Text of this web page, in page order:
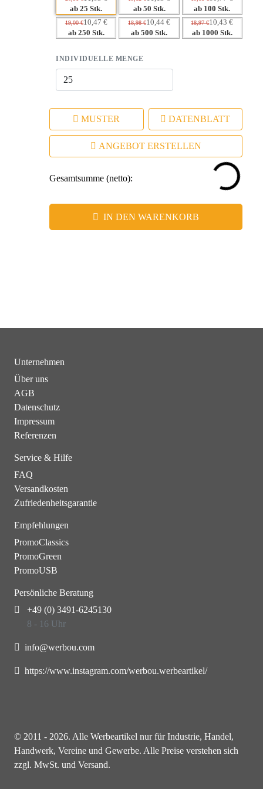
Markenauftrittab 25 Stk. ab 50 Stk. ab 100 Stk.
19,00 €10,47 €
ab 250 Stk.
18,98 €10,44 €
ab 500 Stk.
18,97 €10,43 €
ab 1000 Stk.
INDIVIDUELLE MENGE
MUSTER DATENBLATT
ANGEBOT ERSTELLEN
Gesamtsumme (netto):
IN DEN WARENKORB
Unternehmen
Über uns
AGB
Datenschutz
Impressum
Referenzen
Service & Hilfe
FAQ
Versandkosten
Zufriedenheitsgarantie
Empfehlungen
PromoClassics
PromoGreen
PromoUSB
Persönliche Beratung
+49 (0) 3491-6245130
8 - 16 Uhr
info@werbou.com
https://www.instagram.com/werbou.werbeartikel/
© 2011 - 2026. Alle Werbeartikel nur für Industrie, Handel,
Handwerk, Vereine und Gewerbe. Alle Preise verstehen sich
zzgl. MwSt. und Versand.